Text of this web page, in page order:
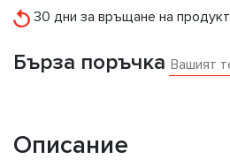
30 дни за връщане на продукт
Бърза поръчка
Описание